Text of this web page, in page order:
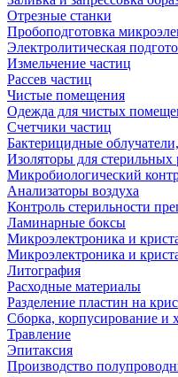
Отрезные станки
Пробоподготовка
Электролитическая
Измельчение частиц
Рассев частиц
Чистые помещения
Одежда для чистых
Счетчики частиц
Бактерицидные
Изоляторы для стерильных
Микробиологический
Анализаторы воздуха
Контроль стерильности
Ламинарные боксы
Микроэлектроника и
Микроэлектроника и
Литография
Расходные материалы
Разделение пластин на
Сборка, корпусирование и
Травление
Эпитаксия
Производство